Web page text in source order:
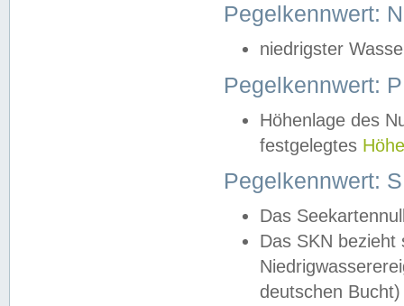
Pegelkennwert:
niedrigster
Pegelkennwert:
Höhenlage des
festgelegtes
Pegelkennwert:
Das
Das SKN
deutschen